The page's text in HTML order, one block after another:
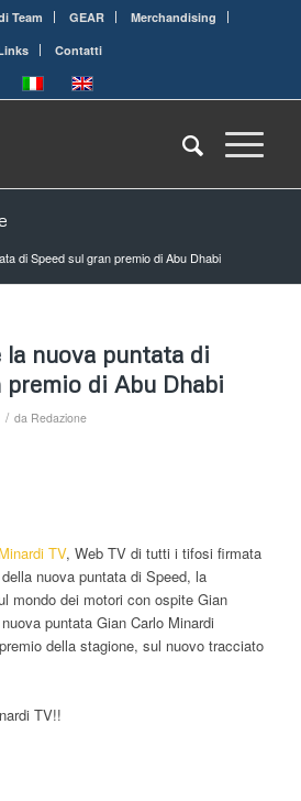
Team GEAR
Merchandising
Contatti
di Speed sul gran premio di Abu Dhabi
la nuova puntata di
premio di Abu Dhabi
/ da Redazione
Minardi TV, Web TV di tutti i tifosi firmata
nuova puntata di Speed, la
mondo dei motori con ospite Gian
puntata Gian Carlo Minardi
della stagione, sul nuovo tracciato
TV!!